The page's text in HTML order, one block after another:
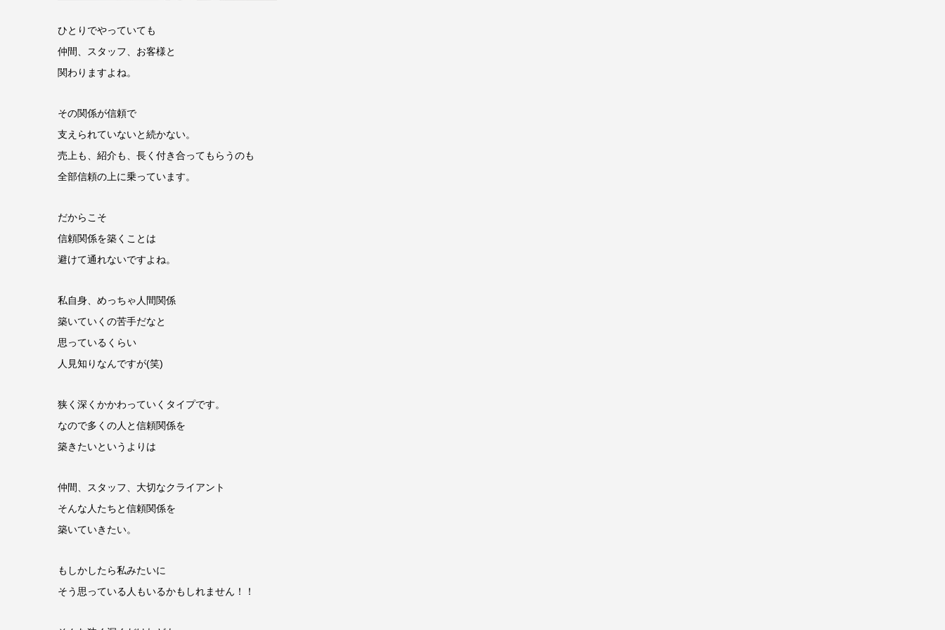
ひとりでやっていても
仲間、スタッフ、お客様と
関わりますよね。
その関係が信頼で
支えられていないと続かない。
売上も、紹介も、長く付き合ってもらうのも
全部信頼の上に乗っています。
だからこそ
信頼関係を築くことは
避けて通れないですよね。
私自身、めっちゃ人間関係
築いていくの苦手だなと
思っているくらい
人見知りなんですが(笑)
狭く深くかかわっていくタイプです。
なので多くの人と信頼関係を
築きたいというよりは
仲間、スタッフ、大切なクライアント
そんな人たちと信頼関係を
築いていきたい。
もしかしたら私みたいに
そう思っている人もいるかもしれません！！